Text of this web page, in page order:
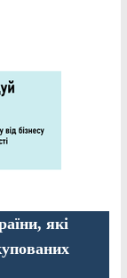
які